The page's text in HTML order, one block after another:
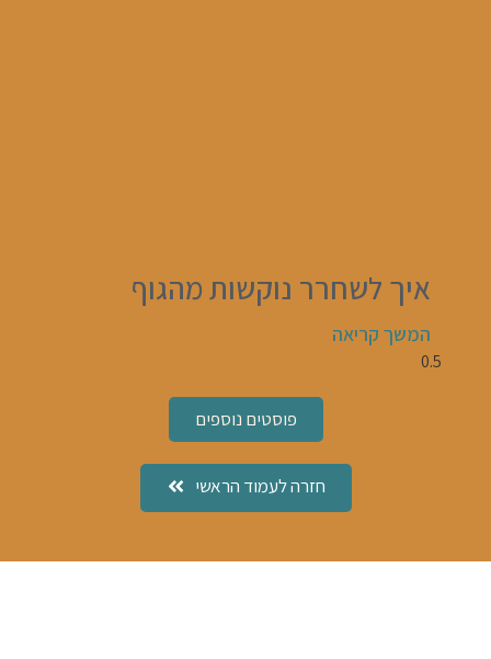
איך לשחרר נוקשות מהגוף
המשך קריאה
פוסטים נוספים
חזרה לעמוד הראשי